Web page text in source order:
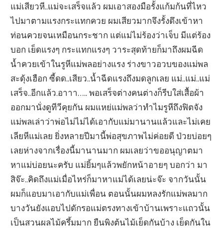
แม่เสียวหี..แม่จะเสร็จแล้ว ผมเอาสองมือรั้งแก้มก้นที่ไหว
ไปมาตามแรงกระแทกควย ผมเสียวมากจึงรั้งดึงเข้าหา
ท่อนควยจนเหมือนกระชาก แต่แม่ไม่ร้องว่าเจ็บ มีแต่ร้อง
บอก เย็ดแรงๆ กระแทกแรงๆ วาระสุดท้ายก็มาถึงผมฉีด
น้ำควยเข้าในรูหีแม่พลอย่างแรง ร่างขาวอวบของแม่พล
สะดุ้งเฮือก ซี้ดด..เสียว..น้ำฉีดแรงถึงมดลูกเลย แม่..แม่..แม่
เสร็จ..อีกแล้ว.อาาา….. พอเสร็จต่างคนต่างก็รีบใส่เสื้อผ้า
ออกมานั่งดูทีวีคุยกัน ผมแหย่แม่พลว่าทำไมรูหีถึงฟิตจัง
แม่พลเล่าว่าพ่อไม่ไม่ได้เอากับแม่มานานแล้วและไม่เคย
เลียหีแม่เลย ยิ่งหลายปีมานี้พ่อสุขภาพไม่ค่อยดี ป่วยบ่อยๆ
เลยห่างจากเรื่องนี้มานานมาก ผมเลยว่าขออนุญาตมา
หาแม่บ่อยนะครับ แม่ยิ้มๆแล้วพยักหน้าอายๆ บอกว่า มา
สิจ๊ะ..คิดถึงแม่เมื่อไหร่ก็มาหาแม่ได้เลยน่ะจ๊ะ จากวันนั้น
ผมก็แอบมาเอากับแม่เพื่อน ตอนนั้นผมหลงรักแม่พลมาก
บางวันยังแอบไปดักรอแม่ตรงทางเข้าบ้านเพราะแถวนั้น
เป็นสวนผลไม้ครึ้มมาก ยืนพิงต้นไม้เย็ดกันบ้าง เย็ดกันใน